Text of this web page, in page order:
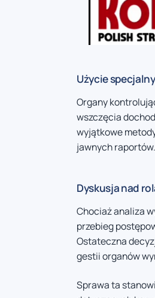
Użycie
Organy
wszczęcia
wyjątkowe
jawnych raportów.
Dyskusja nad
Chociaż analiza
przebieg
Ostateczna
gestii organów
Sprawa ta